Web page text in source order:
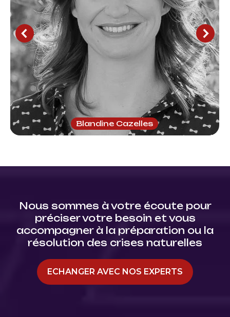
Blandine Cazelles
Nous sommes à votre écoute pour
préciser votre besoin et vous
accompagner à la préparation ou la
résolution des crises naturelles
ECHANGER AVEC NOS EXPERTS